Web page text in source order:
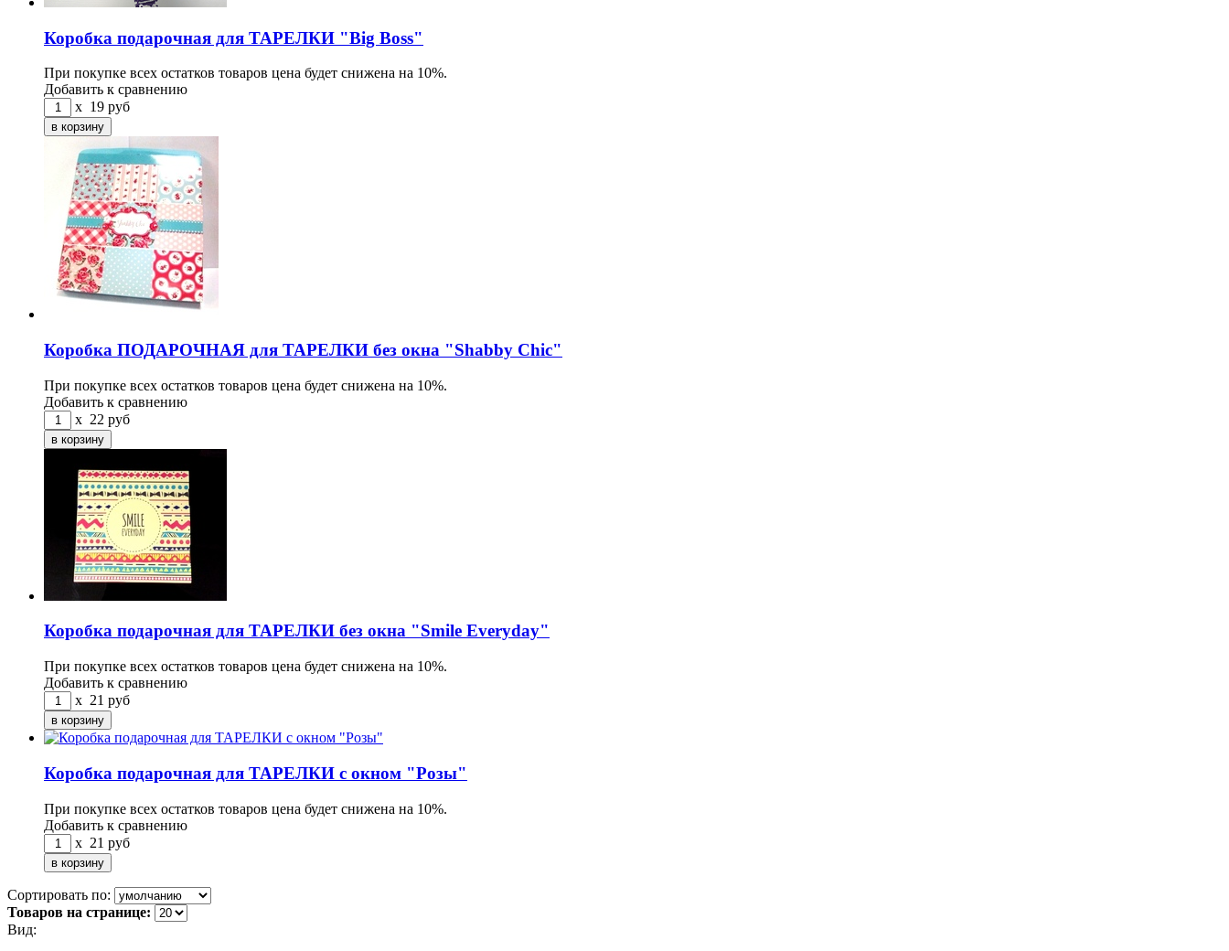
Коробка подарочная для ТАРЕЛКИ "Big Boss"
При покупке всех остатков товаров цена будет снижена на 10%.
Добавить к сравнению
x 19 руб
Коробка ПОДАРОЧНАЯ для ТАРЕЛКИ без окна "Shabby Chic"
При покупке всех остатков товаров цена будет снижена на 10%.
Добавить к сравнению
x 22 руб
Коробка подарочная для ТАРЕЛКИ без окна "Smile Everyday"
При покупке всех остатков товаров цена будет снижена на 10%.
Добавить к сравнению
x 21 руб
Коробка подарочная для ТАРЕЛКИ с окном "Розы"
При покупке всех остатков товаров цена будет снижена на 10%.
Добавить к сравнению
x 21 руб
Сортировать по:
Товаров на странице:
Вид: